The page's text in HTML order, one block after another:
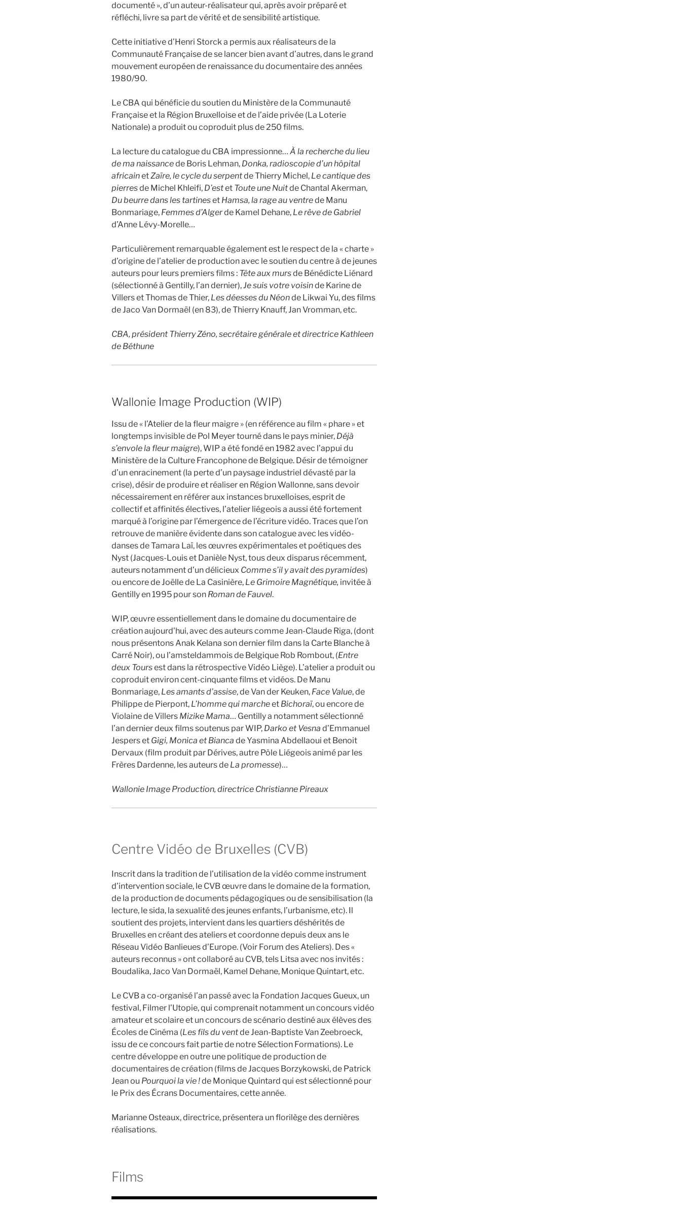
documenté », d’un auteur-réalisateur qui, après avoir préparé et
réfléchi, livre sa part de vérité et de sensibilité artistique.
Cette initiative d’Henri Storck a permis aux réalisateurs de la
Communauté Française de se lancer bien avant d’autres, dans le grand
mouvement européen de renaissance du documentaire des années
1980/90.
Le CBA qui bénéficie du soutien du Ministère de la Communauté
Française et la Région Bruxelloise et de l’aide privée (La Loterie
Nationale) a produit ou coproduit plus de 250 films.
La lecture du catalogue du CBA impressionne… À la recherche du lieu
de ma naissancede Boris Lehman, Donka, radioscopie d’un hôpital
africainetZaïre, le cycle du serpentde Thierry Michel, Le cantique des
pierresde Michel Khleifi, D’estet Toute une Nuitde Chantal Akerman,
Du beurre dans les tartineset Hamsa, la rage au ventrede Manu
Bonmariage, Femmes d’Algerde Kamel Dehane, Le rêve de Gabriel
d’Anne Lévy-Morelle…
Particulièrement remarquable également est le respect de la « charte »
d’origine de l’atelier de production avec le soutien du centre à de jeunes
auteurs pour leurs premiers films : Tête aux mursde Bénédicte Liénard
(sélectionné à Gentilly, l’an dernier),Je suis votre voisinde Karine de
Villers et Thomas de Thier, Les déesses du Néonde Likwai Yu, des films
de Jaco Van Dormaël (en 83), de Thierry Knauff, Jan Vromman, etc.
CBA, président Thierry Zéno, secrétaire générale et directrice Kathleen
de Béthune
Wallonie Image Production (WIP)
Issu de « l’Atelier de la fleur maigre » (en référence au film « phare » et
longtemps invisible de Pol Meyer tourné dans le pays minier, Déjà
s’envole la fleur maigre), WIP a été fondé en 1982 avec l’appui du
Ministère de la Culture Francophone de Belgique. Désir de témoigner
d’un enracinement (la perte d’un paysage industriel dévasté par la
crise), désir de produire et réaliser en Région Wallonne, sans devoir
nécessairement en référer aux instances bruxelloises, esprit de
collectif et affinités électives, l’atelier liégeois a aussi été fortement
marqué à l’origine par l’émergence de l’écriture vidéo. Traces que l’on
retrouve de manière évidente dans son catalogue avec les vidéo-
danses de Tamara Laï, les œuvres expérimentales et poétiques des
Nyst (Jacques-Louis et Danièle Nyst, tous deux disparus récemment,
auteurs notamment d’un délicieux Comme s’il y avait des pyramides)
ou encore de Joëlle de La Casinière, Le Grimoire Magnétique, invitée à
Gentilly en 1995 pour son Roman de Fauvel.
WIP, œuvre essentiellement dans le domaine du documentaire de
création aujourd’hui, avec des auteurs comme Jean-Claude Riga, (dont
nous présentons Anak Kelana son dernier film dans la Carte Blanche à
Carré Noir), ou l’amsteldammois de Belgique Rob Rombout, (Entre
deux Toursest dans la rétrospective Vidéo Liège). L’atelier a produit ou
coproduit environ cent-cinquante films et vidéos. De Manu
Bonmariage, Les amants d’assise, de Van der Keuken, Face Value, de
Philippe de Pierpont, L’homme qui marcheet Bichoraï, ou encore de
Violaine de Villers Mizike Mama… Gentilly a notamment sélectionné
l’an dernier deux films soutenus par WIP, Darko et Vesna d’Emmanuel
Jespers et Gigi, Monica et Bianca de Yasmina Abdellaoui et Benoit
Dervaux (film produit par Dérives, autre Pôle Liégeois animé par les
Frères Dardenne, les auteurs de La promesse)…
Wallonie Image Production, directrice Christianne Pireaux
Centre Vidéo de Bruxelles (CVB)
Inscrit dans la tradition de l’utilisation de la vidéo comme instrument
d’intervention sociale, le CVB œuvre dans le domaine de la formation,
de la production de documents pédagogiques ou de sensibilisation (la
lecture, le sida, la sexualité des jeunes enfants, l’urbanisme, etc). Il
soutient des projets, intervient dans les quartiers déshérités de
Bruxelles en créant des ateliers et coordonne depuis deux ans le
Réseau Vidéo Banlieues d’Europe. (Voir Forum des Ateliers). Des «
auteurs reconnus » ont collaboré au CVB, tels Litsa avec nos invités :
Boudalika, Jaco Van Dormaël, Kamel Dehane, Monique Quintart, etc.
Le CVB a co-organisé l’an passé avec la Fondation Jacques Gueux, un
festival, Filmer l’Utopie, qui comprenait notamment un concours vidéo
amateur et scolaire et un concours de scénario destiné aux élèves des
Écoles de Cinéma (Les fils du ventde Jean-Baptiste Van Zeebroeck,
issu de ce concours fait partie de notre Sélection Formations). Le
centre développe en outre une politique de production de
documentaires de création (films de Jacques Borzykowski, de Patrick
Jean ou Pourquoi la vie !de Monique Quintard qui est sélectionné pour
le Prix des Écrans Documentaires, cette année.
Marianne Osteaux, directrice, présentera un florilège des dernières
réalisations.
Films